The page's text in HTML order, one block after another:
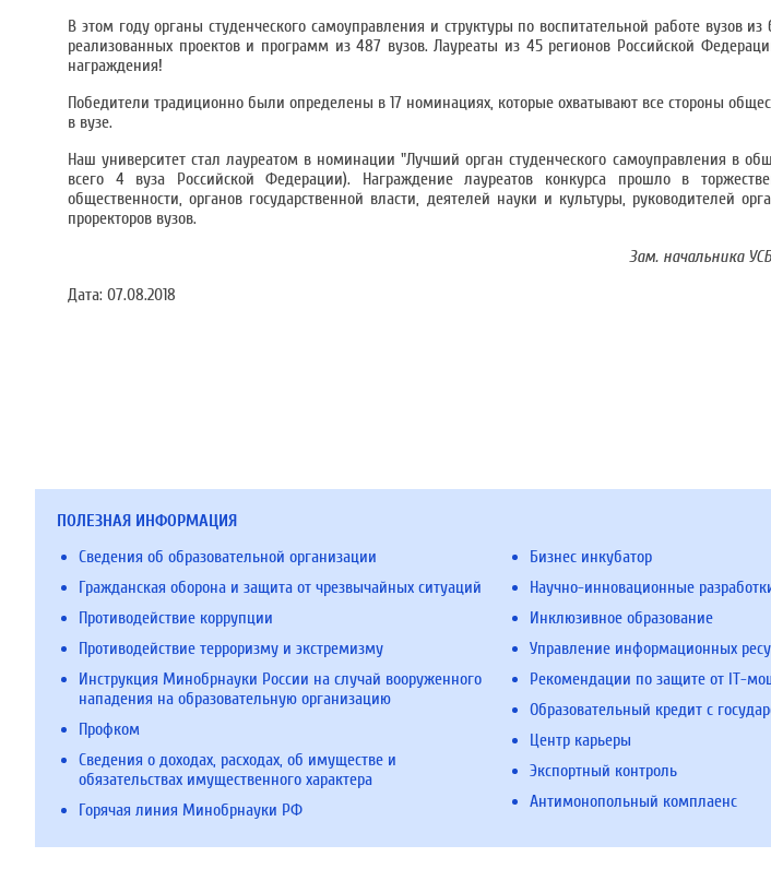
В этом году органы студенческого самоуправления и структуры по воспитательной работе вузов
реализованных проектов и программ из 487 вузов. Лауреаты из 45 регионов Российской
награждения!
Победители традиционно были определены в 17 номинациях, которые охватывают все стороны
в вузе.
Наш университет стал лауреатом в номинации "Лучший орган студенческого самоуправления в
всего 4 вуза Российской Федерации). Награждение лауреатов конкурса прошло в
общественности, органов государственной власти, деятелей науки и культуры, руководителей
проректоров вузов.
Зам. начальника
Дата: 07.08.2018
ПОЛЕЗНАЯ ИНФОРМАЦИЯ
Сведения об образовательной организации
Гражданская оборона и защита от чрезвычайных ситуаций
Противодействие коррупции
Противодействие терроризму и экстремизму
Инструкция Минобрнауки России на случай вооруженного
нападения на образовательную организацию
Профком
Сведения о доходах, расходах, об имуществе и
обязательствах имущественного характера
Горячая линия Минобрнауки РФ
Бизнес инкубатор
Научно-инновационные
Инклюзивное образование
Управление информационных
Рекомендации по защите от IT-
Образовательный кредит с
Центр карьеры
Экспортный контроль
Антимонопольный комплаенс